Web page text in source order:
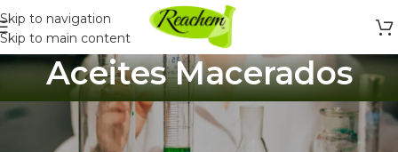
Skip to navigation
Skip to main content
Aceites Macerados
Inicio Ingredientes y Materias Primas Aceites
Aceites Macerados